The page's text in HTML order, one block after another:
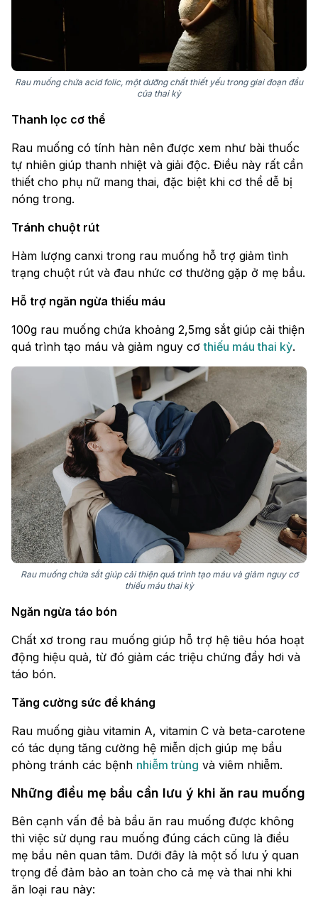
Rau muống chứa acid folic, một dưỡng chất thiết yếu trong giai đoạn đầu
của thai kỳ
Thanh lọc cơ thể
Rau muống có tính hàn nên được xem như bài thuốc
tự nhiên giúp thanh nhiệt và giải độc. Điều này rất cần
thiết cho phụ nữ mang thai, đặc biệt khi cơ thể dễ bị
nóng trong.
Tránh chuột rút
Hàm lượng canxi trong rau muống hỗ trợ giảm tình
trạng chuột rút và đau nhức cơ thường gặp ở mẹ bầu.
Hỗ trợ ngăn ngừa thiếu máu
100g rau muống chứa khoảng 2,5mg sắt giúp cải thiện
quá trình tạo máu và giảm nguy cơthiếu máu thai kỳ.
Rau muống chứa sắt giúp cải thiện quá trình tạo máu và giảm nguy cơ
thiếu máu thai kỳ
Ngăn ngừa táo bón
Chất xơ trong rau muống giúp hỗ trợ hệ tiêu hóa hoạt
động hiệu quả, từ đó giảm các triệu chứng đầy hơi và
táo bón.
Tăng cường sức đề kháng
Rau muống giàu vitamin A, vitamin C và beta-carotene
có tác dụng tăng cường hệ miễn dịch giúp mẹ bầu
phòng tránh các bệnh nhiễm trùng và viêm nhiễm.
Những điều mẹ bầu cần lưu ý khi ăn rau muống
Bên cạnh vấn đề bà bầu ăn rau muống được không
thì việc sử dụng rau muống đúng cách cũng là điều
mẹ bầu nên quan tâm. Dưới đây là một số lưu ý quan
trọng để đảm bảo an toàn cho cả mẹ và thai nhi khi
ăn loại rau này: